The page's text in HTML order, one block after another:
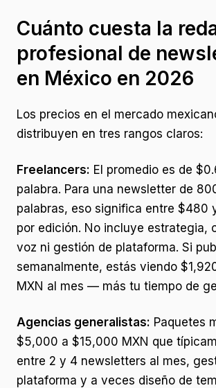
Cuánto cuesta la
profesional de
en México en 2026
Los precios en el mercado
distribuyen en tres rangos claros:
Freelancers: El promedio es de
palabra. Para una newsletter de
palabras, eso significa entre $480
por edición. No incluye estrategia,
voz ni gestión de plataforma. Si
semanalmente, estás viendo
MXN al mes — más tu tiempo de
Agencias generalistas: Paquetes
$5,000 a $15,000 MXN que
entre 2 y 4 newsletters al mes,
plataforma y a veces diseño de